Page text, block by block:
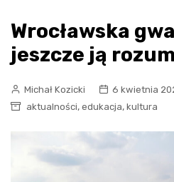
Wrocławska
jeszcze ją
Michał Kozicki
6 kwietnia
aktualności, edukacja, kultura